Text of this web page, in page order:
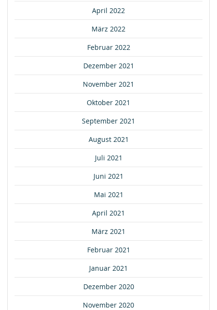
April 2022
März 2022
Februar 2022
Dezember 2021
November 2021
Oktober 2021
September 2021
August 2021
Juli 2021
Juni 2021
Mai 2021
April 2021
März 2021
Februar 2021
Januar 2021
Dezember 2020
November 2020